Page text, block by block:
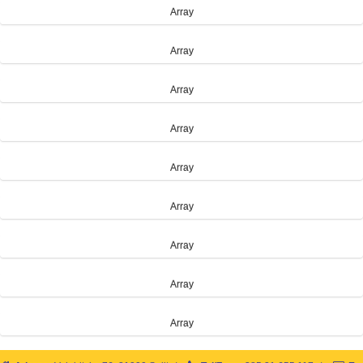
Array
Array
Array
Array
Array
Array
Array
Array
Array